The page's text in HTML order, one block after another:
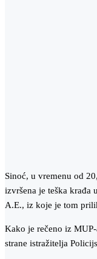
Sinoć, u vremenu od
izvršena je teška krađa
A.E., iz koje je tom
Kako je rečeno iz
strane istražitelja